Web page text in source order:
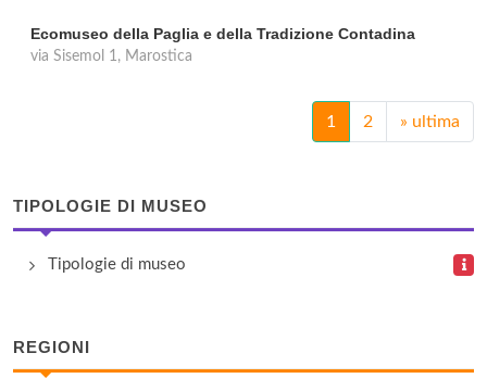
Ecomuseo della Paglia e della Tradizione Contadina
via Sisemol 1, Marostica
1 2 » ultima
TIPOLOGIE DI MUSEO
Tipologie di museo
REGIONI